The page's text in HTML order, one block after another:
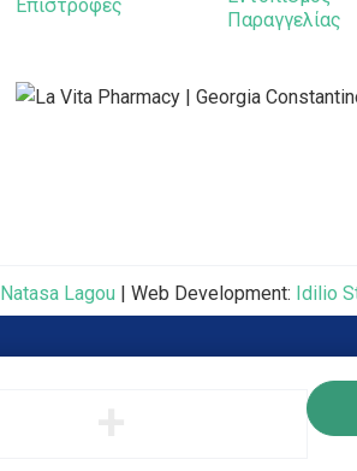
Επιστροφές
Παραγγελίας
Natasa Lagou | Web Development: Idilio